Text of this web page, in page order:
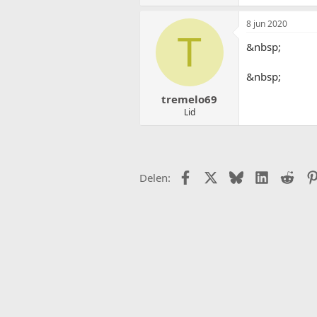
T
tremelo69
Lid
8 jun 2020
&nbsp;
&nbsp;
Delen: FacebookX (Twitter)
BlueskyLinkedIn